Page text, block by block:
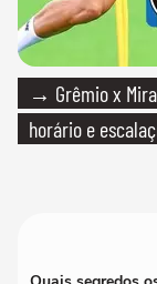
→ Grêmio x
horário e